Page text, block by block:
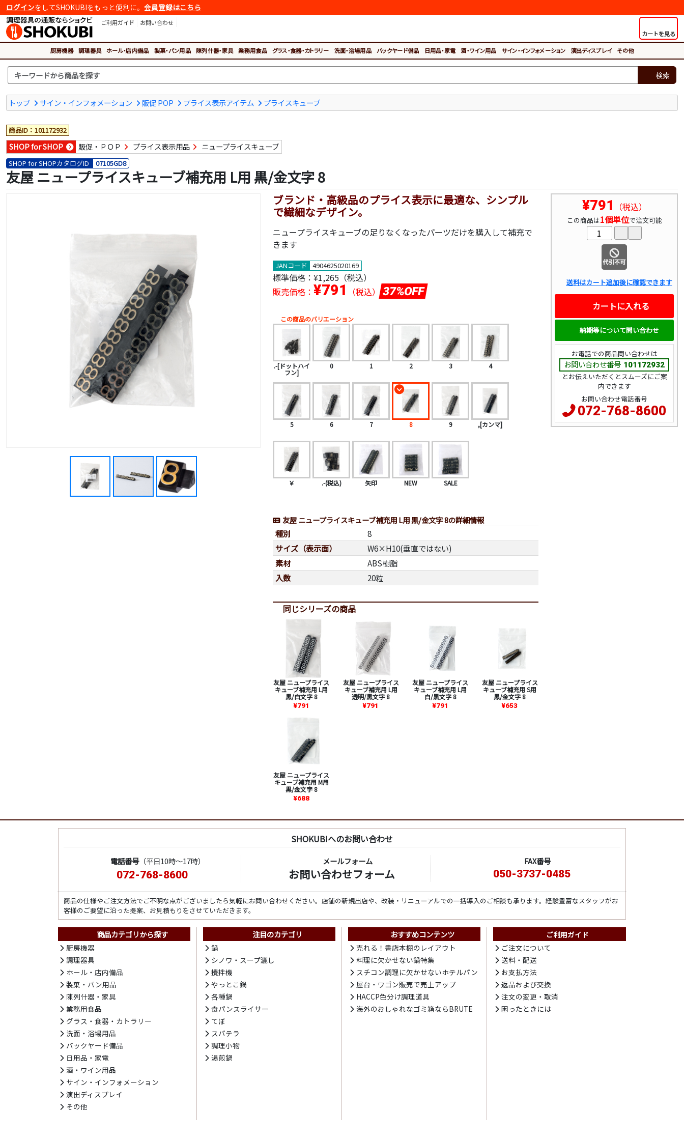
ログインをしてSHOKUBIをもっと便利に。 会員登録はこちら
ご利用ガイド
お問い合わせ
カートを見る
厨房機器 調理器具 ホール・店内備品 製菓・パン用品 陳列什器・家具 業務用食品 グラス・食器・カトラリー 洗面・浴場用品 バックヤード備品 日用品・家電 酒・ワイン用品 サイン・インフォメーション 演出ディスプレイ その他
検索
トップ サイン・インフォメーション 販促 POP プライス表示アイテム プライスキューブ
商品ID：101172932
SHOP for SHOP 販促・ＰＯＰ プライス表示用品 ニュープライスキューブ
SHOP for SHOPカタログID 07105GD8
友屋 ニュープライスキューブ補充用 L用 黒/金文字 8
ブランド・高級品のプライス表示に最適な、シンプル
で繊細なデザイン。
ニュープライスキューブの足りなくなったパーツだけを購入して補充で
きます
JANコード 4904625020169
標準価格： ¥1,265（税込）
販売価格： ¥791 （税込） 37%OFF
この商品のバリエーション
.-[ドットハイ
フン]
0 1 2 3 4
5 6 7 8 9 ,[カンマ]
￥ .-(税込) 矢印 NEW SALE
友屋 ニュープライスキューブ補充用 L用 黒/金文字 8の詳細情報
種別
8
サイズ（表示面）
W6×H10(垂直ではない)
素材
ABS樹脂
入数
20粒
同じシリーズの商品
友屋 ニュープライス
キューブ補充用 L用
黒/白文字 8
¥791
友屋 ニュープライス
キューブ補充用 L用
透明/黒文字 8
¥791
友屋 ニュープライス
キューブ補充用 L用
白/黒文字 8
¥791
友屋 ニュープライス
キューブ補充用 S用
黒/金文字 8
¥653
友屋 ニュープライス
キューブ補充用 M用
黒/金文字 8
¥688
¥791 （税込）
この商品は1個単位で注文可能
送料はカート追加後に確認できます
カートに入れる
納期等について問い合わせ
お電話での商品問い合わせは
お問い合わせ番号 101172932
とお伝えいただくとスムーズにご案
内できます
お問い合わせ電話番号
072-768-8600
SHOKUBIへのお問い合わせ
電話番号（平日10時～17時）
072-768-8600
メールフォーム
お問い合わせフォーム
FAX番号
050-3737-0485
商品の仕様やご注文方法でご不明な点がございましたら気軽にお問い合わせください。店舗の新規出店や、改装・リニューアルでの一括導入のご相談も承ります。経験豊富なスタッフがお
客様のご要望に沿った提案、お見積もりをさせていただきます。
商品カテゴリから探す
厨房機器
調理器具
ホール・店内備品
製菓・パン用品
陳列什器・家具
業務用食品
グラス・食器・カトラリー
洗面・浴場用品
バックヤード備品
日用品・家電
酒・ワイン用品
サイン・インフォメーション
演出ディスプレイ
その他
注目のカテゴリ
鍋
シノワ・スープ漉し
攪拌機
やっとこ鍋
各種鍋
食パンスライサー
てぼ
スパテラ
調理小物
湯煎鍋
おすすめコンテンツ
売れる！書店本棚のレイアウト
料理に欠かせない鍋特集
スチコン調理に欠かせないホテルパン
屋台・ワゴン販売で売上アップ
HACCP色分け調理道具
海外のおしゃれなゴミ箱ならBRUTE
ご利用ガイド
ご注文について
送料・配送
お支払方法
返品および交換
注文の変更・取消
困ったときには